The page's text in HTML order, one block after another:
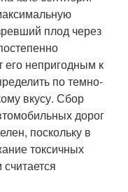
плод через
его непригодным к
по темно-
вкусу. Сбор
дорог
поскольку в
токсичных